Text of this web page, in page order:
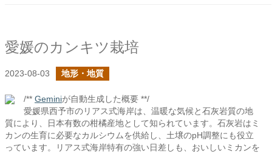
愛媛のカンキツ栽培
2023-08-03 地形・地質
/** Geminiが自動生成した概要 **/
愛媛県西予市のリアス式海岸は、温暖な気候と石灰岩質の地
質により、日本有数の柑橘産地として知られています。石灰岩はミ
カンの生育に必要なカルシウムを供給し、土壌のpH調整にも役立
っています。リアス式海岸特有の強い日差しも、おいしいミカンを